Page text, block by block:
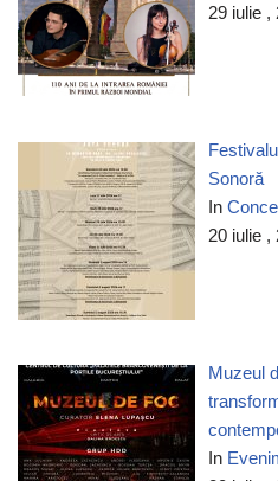
29 iulie ,
Sonoră
In
20 iulie ,
Muzeul
In